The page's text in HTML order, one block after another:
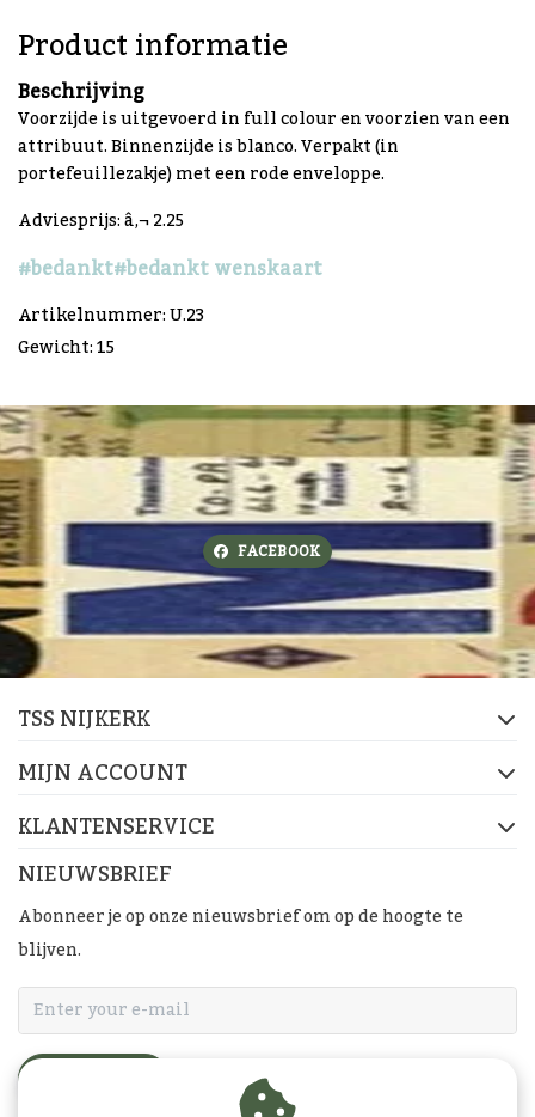
Product informatie
Beschrijving
Voorzijde is uitgevoerd in full colour en voorzien van een
attribuut. Binnenzijde is blanco. Verpakt (in
portefeuillezakje) met een rode enveloppe.
Adviesprijs: â‚¬ 2.25
#bedankt#bedankt wenskaart
Artikelnummer: U.23
Gewicht: 15
FACEBOOK
TSS NIJKERK
MIJN ACCOUNT
KLANTENSERVICE
NIEUWSBRIEF
Abonneer je op onze nieuwsbrief om op de hoogte te
blijven.